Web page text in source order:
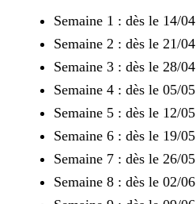
Semaine 1 : dès le 14/04
Semaine 2 : dès le 21/04
Semaine 3 : dès le 28/04
Semaine 4 : dès le 05/05
Semaine 5 : dès le 12/05
Semaine 6 : dès le 19/05
Semaine 7 : dès le 26/05
Semaine 8 : dès le 02/06